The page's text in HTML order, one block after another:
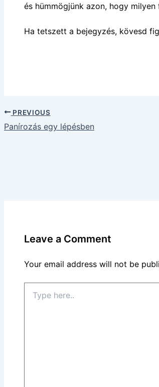
és hümmögjünk azon, hogy milyen
Ha tetszett a bejegyzés, kövesd
PREVIOUS
Panírozás egy lépésben
Leave a Comment
Your email address will not be
here..